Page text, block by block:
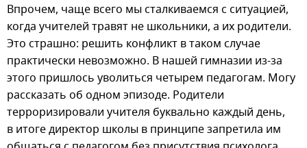
Впрочем, чаще всего мы сталкиваемся с ситуацией,
когда учителей травят не школьники, а их родители.
Это страшно: решить конфликт в таком случае
практически невозможно. В нашей гимназии из-за
этого пришлось уволиться четырем педагогам. Могу
рассказать об одном эпизоде. Родители
терроризировали учителя буквально каждый день,
в итоге директор школы в принципе запретила им